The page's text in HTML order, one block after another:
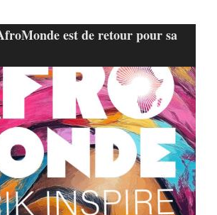
est de retour pour sa